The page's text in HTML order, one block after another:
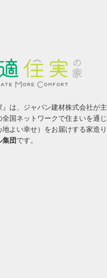
は、ジャパン建材株式会社が主
国ネットワークで住まいを通じ
よい幸せ）をお届けする家造り
集団です。